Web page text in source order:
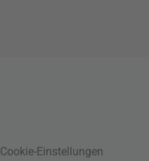
Cookie-Einstellungen